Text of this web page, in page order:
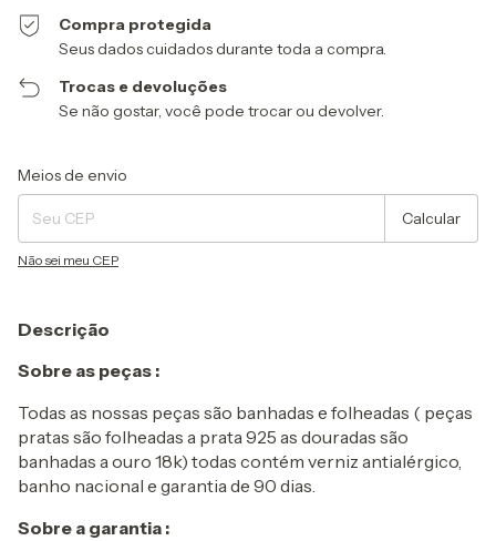
Compra protegida
Seus dados cuidados durante toda a compra.
Trocas e devoluções
Se não gostar, você pode trocar ou devolver.
Entregas para o CEP:
Meios de envio
Calcular
Não sei meu CEP
Descrição
Sobre as peças :
Todas as nossas peças são banhadas e folheadas ( peças
pratas são folheadas a prata 925 as douradas são
banhadas a ouro 18k) todas contém verniz antialérgico,
banho nacional e garantia de 90 dias.
Sobre a garantia :